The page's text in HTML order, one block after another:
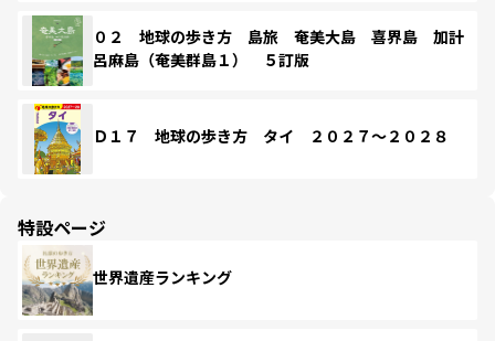
０２ 地球の歩き方 島旅 奄美大島 喜界島 加計
呂麻島（奄美群島１） ５訂版
Ｄ１７ 地球の歩き方 タイ ２０２７～２０２８
特設ページ
世界遺産ランキング